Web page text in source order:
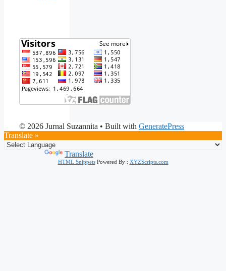
© 2026 Jurnal Suzannita • Built with GeneratePress
Translate »
Translate
HTML SnippetsPowered By : XYZScripts.com